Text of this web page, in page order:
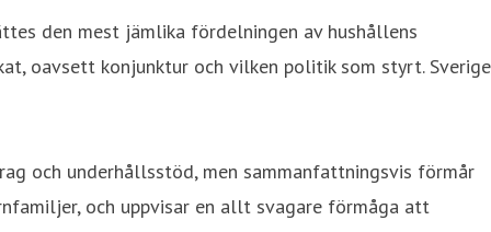
den mest jämlika fördelningen av hushållens
oavsett konjunktur och vilken politik som styrt. Sverige
och underhållsstöd, men sammanfattningsvis förmår
och uppvisar en allt svagare förmåga att